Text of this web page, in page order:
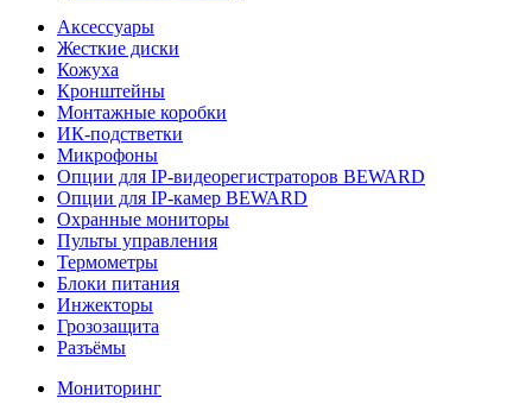
Аксессуары
Жесткие диски
Кожуха
Кронштейны
Монтажные коробки
ИК-подстветки
Микрофоны
Опции для IP-видеорегистраторов BEWARD
Опции для IP-камер BEWARD
Охранные мониторы
Пульты управления
Термометры
Блоки питания
Инжекторы
Грозозащита
Разъёмы
Мониторинг